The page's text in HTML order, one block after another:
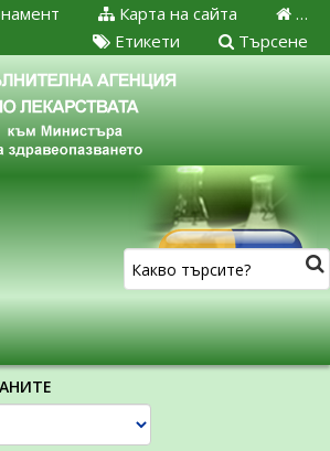
…
Карта на сайта
Търсене
Етикети